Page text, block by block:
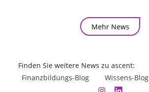
Mehr News
Finden Sie weitere News zu ascent:
Finanzbildungs-Blog
Wissens-Blog